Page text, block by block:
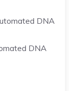
DNA